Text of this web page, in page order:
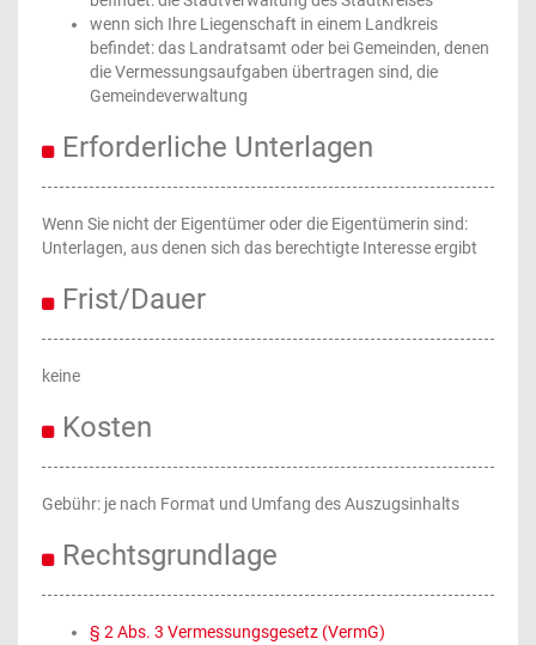
wenn sich Ihre Liegenschaft in einem Landkreis
befindet: das Landratsamt oder bei Gemeinden, denen
die Vermessungsaufgaben übertragen sind, die
Gemeindeverwaltung
Erforderliche Unterlagen
Wenn Sie nicht der Eigentümer oder die Eigentümerin sind:
Unterlagen, aus denen sich das berechtigte Interesse ergibt
Frist/Dauer
keine
Kosten
Gebühr: je nach Format und Umfang des Auszugsinhalts
Rechtsgrundlage
§ 2 Abs. 3 Vermessungsgesetz (VermG)